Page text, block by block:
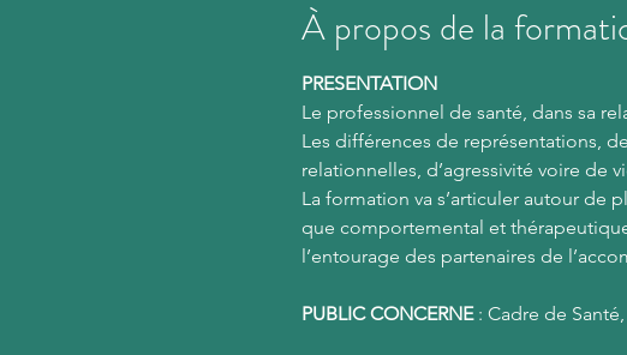
À propos de la
PRESENTATION
Le professionnel de santé, dans sa
Les différences de représentations,
relationnelles, d’agressivité voire de
La formation va s’articuler autour de
que comportemental et
l’entourage des partenaires de
PUBLIC CONCERNE : Cadre de